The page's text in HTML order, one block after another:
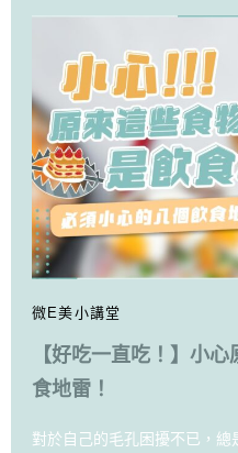
微E美小講堂
【好吃一直吃！】小
食地雷！
對於自己的毛孔困擾不已，